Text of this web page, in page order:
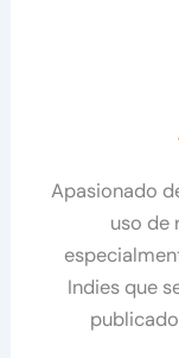
Apasionado
uso de
Indies que